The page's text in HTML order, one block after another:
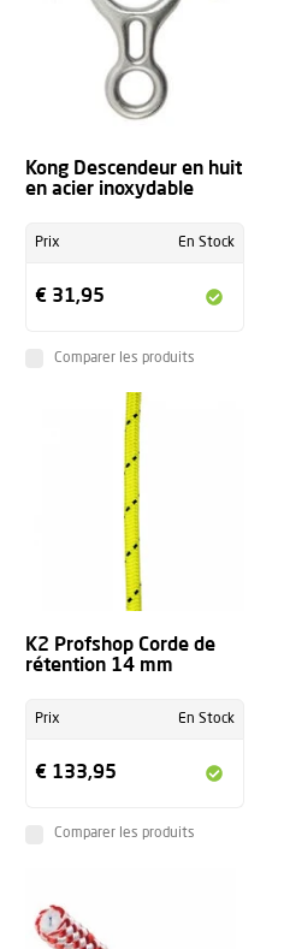
Kong Descendeur en huit
en acier inoxydable
Prix En Stock
€ 31,95
Comparer les produits
K2 Profshop Corde de
rétention 14 mm
Prix En Stock
€ 133,95
Comparer les produits